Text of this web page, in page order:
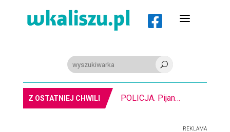
 a
U
Z OSTATNIEJ CHWILI POLICJA. Pijany kombajnista. Miał ponad 2 promile alkoholu
REKLAMA